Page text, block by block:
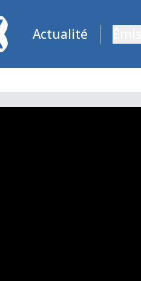
régionale Vaud et Fribourg
Actualité